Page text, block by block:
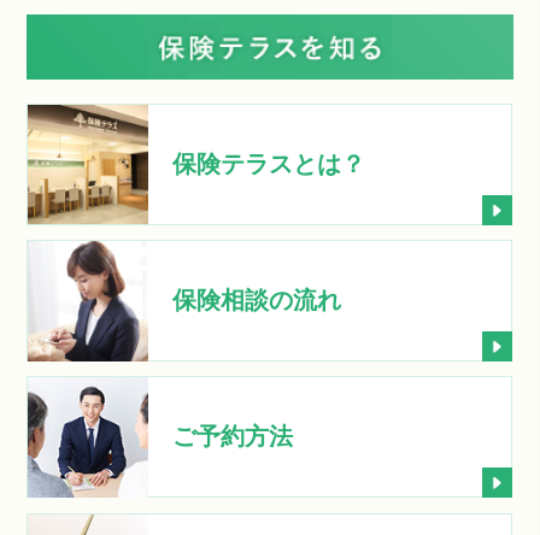
保険テラスとは？
保険相談の流れ
ご予約方法